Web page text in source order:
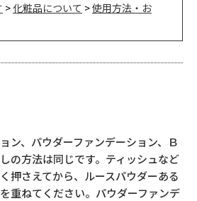
>化粧品について >使用方法・お
ン、パウダーファンデーション、Ｂ
の方法は同じです。ティッシュなど
押さえてから、ルースパウダーある
重ねてください。パウダーファンデ